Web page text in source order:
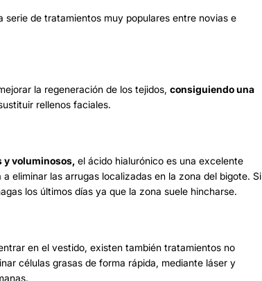
de tratamientos muy populares entre novias e
la regeneración de los tejidos, consiguiendo una
rellenos faciales.
y voluminosos, el ácido hialurónico es una excelente
eliminar las arrugas localizadas en la zona del bigote. Si
los últimos días ya que la zona suele hincharse.
en el vestido, existen también tratamientos no
células grasas de forma rápida, mediante láser y